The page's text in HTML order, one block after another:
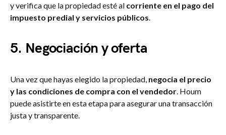
y verifica que la propiedad esté al corriente en el pago del
impuesto predial y servicios públicos.
5. Negociación y oferta
Una vez que hayas elegido la propiedad, negocia el precio
y las condiciones de compra con el vendedor. Houm
puede asistirte en esta etapa para asegurar una transacción
justa y transparente.